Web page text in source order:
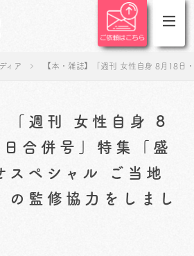
ィア 【本・雑誌】「週刊 女性自身 8月18日
「週刊 女性自身 8
合併号」特集「盛
スペシャル ご当地
の監修協力をしまし